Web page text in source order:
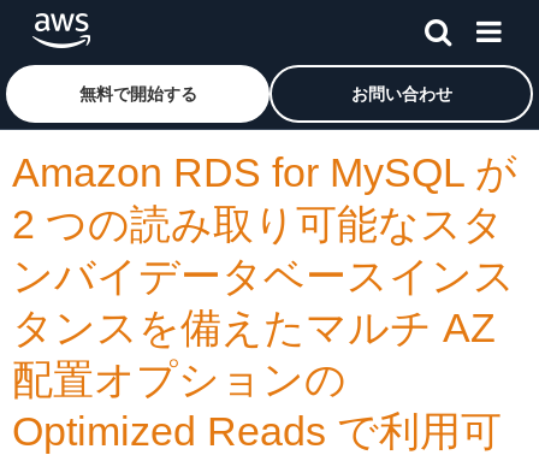
メインコンテンツに移動
アマゾン ウェブ サービスのホームページに戻るには、こ
無料で開始する お問い合わせ
Amazon RDS for MySQL が
2 つの読み取り可能なスタ
ンバイデータベースインス
タンスを備えたマルチ AZ
配置オプションの
Optimized Reads で利用可